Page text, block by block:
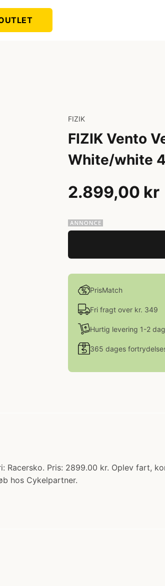
FIZIK
FIZIK Vento
White/white
2.899,00 kr
PrisMatch
Fri fragt over kr. 349
Hurtig levering 1-2
365 dages
Racersko. Pris: 2899.00 kr. Oplev fart,
hos Cykelpartner.